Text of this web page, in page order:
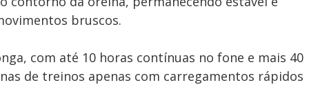
bruscos.
com até 10 horas contínuas no fone e mais 40
de treinos apenas com carregamentos rápidos